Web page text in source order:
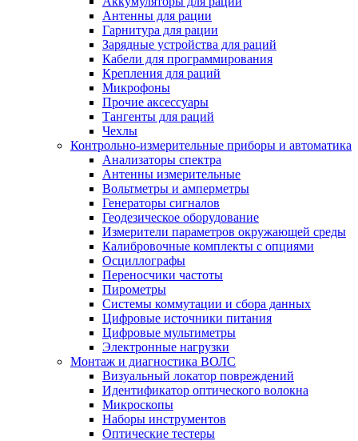
Антенны для рации
Гарнитура для рации
Зарядные устройства для раций
Кабели для программирования
Крепления для раций
Микрофоны
Прочие аксессуары
Тангенты для раций
Чехлы
Контрольно-измерительные приборы и автоматика
Анализаторы спектра
Антенны измерительные
Вольтметры и амперметры
Генераторы сигналов
Геодезическое оборудование
Измерители параметров окружающей среды
Калибровочные комплекты с опциями
Осциллографы
Переносчики частоты
Пирометры
Системы коммутации и сбора данных
Цифровые источники питания
Цифровые мультиметры
Электронные нагрузки
Монтаж и диагностика ВОЛС
Визуальный локатор повреждений
Идентификатор оптического волокна
Микроскопы
Наборы инструментов
Оптические тестеры